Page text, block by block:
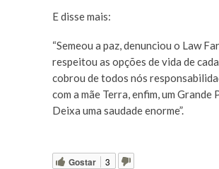
E disse mais:
“Semeou a paz, denunciou o Law
respeitou as opções de vida de
cobrou de todos nós
com a mãe Terra, enfim, um Grande
Deixa uma saudade enorme”.
Gostar 3